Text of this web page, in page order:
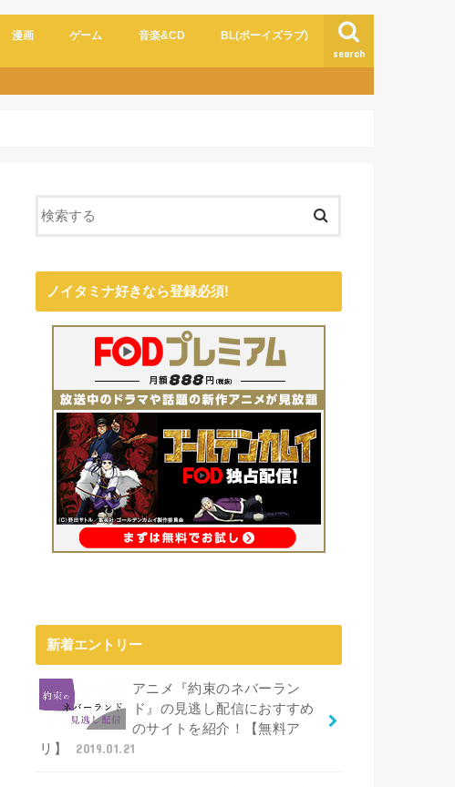
search
漫画 ゲーム 音楽&CD BL(ボーイズラブ)
ノイタミナ好きなら登録必須!
新着エントリー
アニメ『約束のネバーラン
ド』の見逃し配信におすすめ
のサイトを紹介！【無料ア
リ】
2019.01.21